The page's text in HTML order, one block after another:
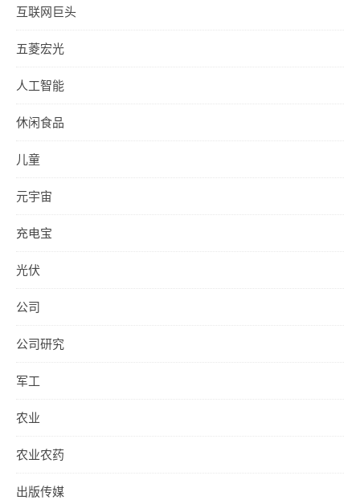
互联网巨头
五菱宏光
人工智能
休闲食品
儿童
元宇宙
充电宝
光伏
公司
公司研究
军工
农业
农业农药
出版传媒